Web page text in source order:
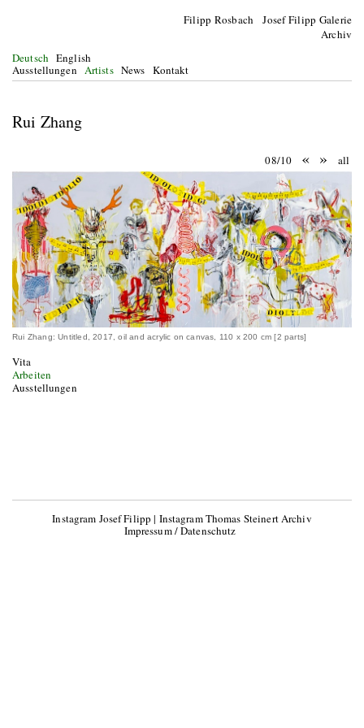
Filipp Rosbach Josef Filipp Galerie
Archiv
Deutsch English
Ausstellungen Artists News Kontakt
Rui Zhang
08/10 « » all
Rui Zhang: Untitled, 2017, oil and acrylic on canvas, 110 x 200 cm [2 parts]
Vita
Arbeiten
Ausstellungen
Instagram Josef Filipp | Instagram Thomas Steinert Archiv
Impressum / Datenschutz